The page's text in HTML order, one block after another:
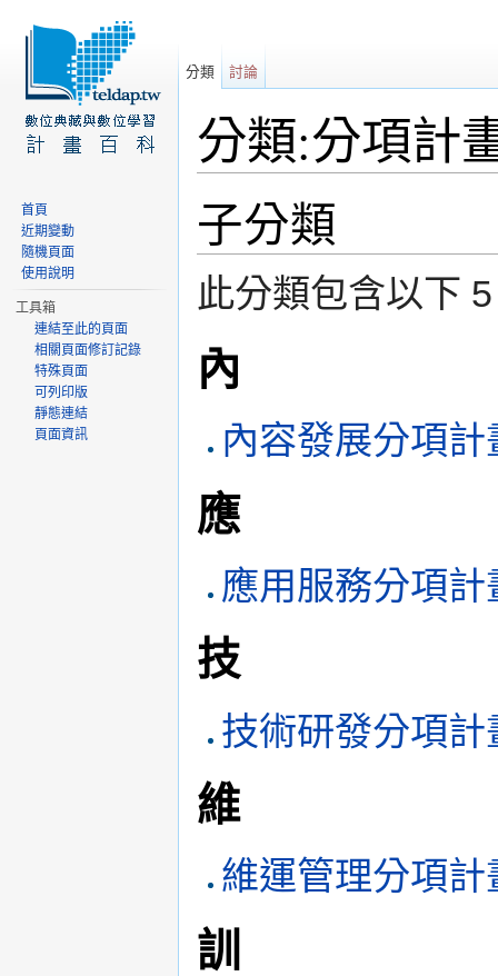
分類:分項計
子分類
此分類包含以下
內
內容發展分項計
應
應用服務分項計
技
技術研發分項計
維
維運管理分項計
訓
分類 討論
首頁
近期變動
隨機頁面
使用說明
工具箱
連結至此的頁面
相關頁面修訂記錄
特殊頁面
可列印版
靜態連結
頁面資訊